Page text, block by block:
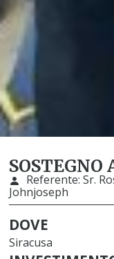
Referente:Sr.
Johnjoseph
DOVE
Siracusa